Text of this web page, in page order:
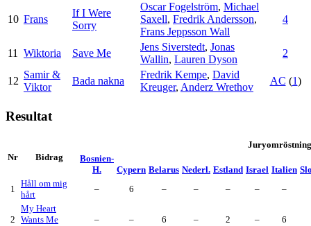
10 Frans
If I Were
Sorry
Oscar Fogelström, Michael
Saxell, Fredrik Andersson,
Frans Jeppsson Wall
4
11 Wiktoria Save Me
Jens Siverstedt, Jonas
Wallin, Lauren Dyson
2
12
Samir &
Viktor
Bada nakna
Fredrik Kempe, David
Kreuger, Anderz Wrethov
AC (1)
Resultat
Nr Bidrag
Juryomröstning
Bosnien-
H.
Cypern Belarus Nederl. Estland Israel Italien
1
Håll om mig
hårt
– 6 – – – – –
2
My Heart
Wants Me
– – 6 – 2 – 6